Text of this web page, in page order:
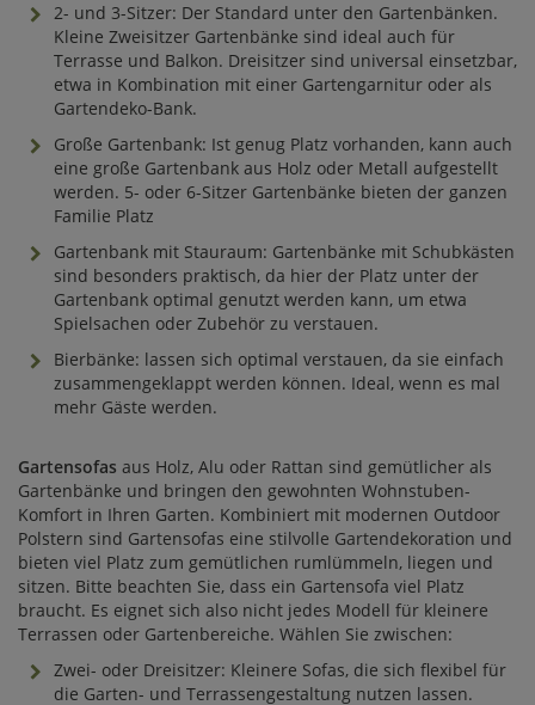
2- und 3-Sitzer: Der Standard unter den Gartenbänken.
Kleine Zweisitzer Gartenbänke sind ideal auch für
Terrasse und Balkon. Dreisitzer sind universal einsetzbar,
etwa in Kombination mit einer Gartengarnitur oder als
Gartendeko-Bank.
Große Gartenbank: Ist genug Platz vorhanden, kann auch
eine große Gartenbank aus Holz oder Metall aufgestellt
werden. 5- oder 6-Sitzer Gartenbänke bieten der ganzen
Familie Platz
Gartenbank mit Stauraum: Gartenbänke mit Schubkästen
sind besonders praktisch, da hier der Platz unter der
Gartenbank optimal genutzt werden kann, um etwa
Spielsachen oder Zubehör zu verstauen.
Bierbänke: lassen sich optimal verstauen, da sie einfach
zusammengeklappt werden können. Ideal, wenn es mal
mehr Gäste werden.
Gartensofas aus Holz, Alu oder Rattan sind gemütlicher als
Gartenbänke und bringen den gewohnten Wohnstuben-
Komfort in Ihren Garten. Kombiniert mit modernen Outdoor
Polstern sind Gartensofas eine stilvolle Gartendekoration und
bieten viel Platz zum gemütlichen rumlümmeln, liegen und
sitzen. Bitte beachten Sie, dass ein Gartensofa viel Platz
braucht. Es eignet sich also nicht jedes Modell für kleinere
Terrassen oder Gartenbereiche. Wählen Sie zwischen:
Zwei- oder Dreisitzer: Kleinere Sofas, die sich flexibel für
die Garten- und Terrassengestaltung nutzen lassen.